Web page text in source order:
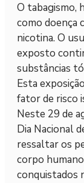
O tabagismo,
como doença
nicotina. O
exposto
substâncias
Esta
fator de risco
Neste 29 de
Dia Nacional
ressaltar os
corpo
conquistados